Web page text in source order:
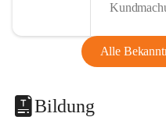
Alle
Bildung